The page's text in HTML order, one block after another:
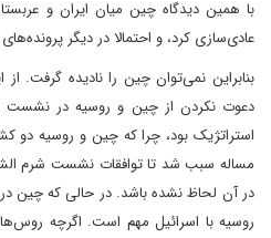
با همین دیدگاه چین میان ایران و
عادی‌سازی کرد، و احتمالا در دیگر
بنابراین نمی‌توان چین را نادیده گرفت.
دعوت نکردن از چین و روسیه در نشست
استراتژیک بود، چرا که چین و روسیه دو
مساله سبب شد تا توافقات نشست شرم
در آن لحاظ نشده باشد. در حالی که چین در
روسیه با اسرائیل مهم است. اگرچه روس‌ها